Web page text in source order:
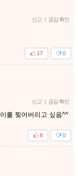
신고 | 공감 확인
0
17
신고 | 공감 확인
를 찢어버리고 싶음^^
0
8